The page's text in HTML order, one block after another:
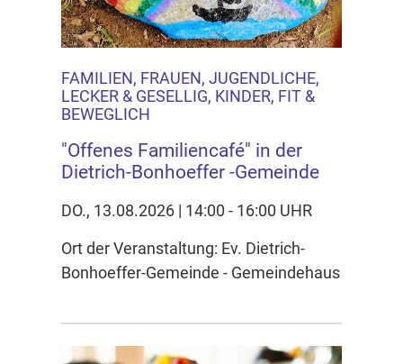
FAMILIEN, FRAUEN, JUGENDLICHE,
LECKER & GESELLIG, KINDER, FIT &
BEWEGLICH
"Offenes Familiencafé" in der
Dietrich-Bonhoeffer -Gemeinde
DO., 13.08.2026 | 14:00 - 16:00 UHR
Ort der Veranstaltung: Ev. Dietrich-
Bonhoeffer-Gemeinde - Gemeindehaus